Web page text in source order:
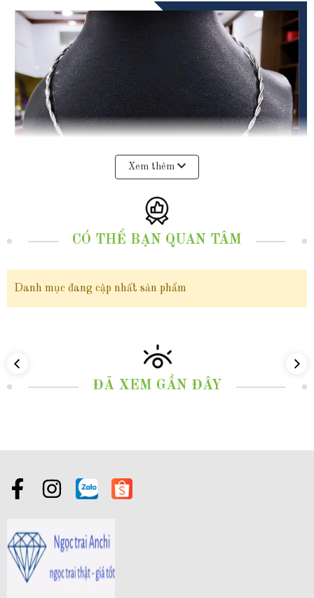
Xem thêm
CÓ THỂ BẠN QUAN TÂM
Danh mục đang cập nhất sản phẩm
ĐÃ XEM GẦN ĐÂY